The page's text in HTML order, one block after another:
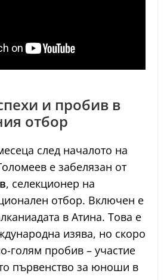
и пробив в
отбор
след началото на
е забелязан от
, селекционер на
отбор. Включен е
в Атина. Това е
изява, но скоро
голям пробив – участие
първенство за юноши в